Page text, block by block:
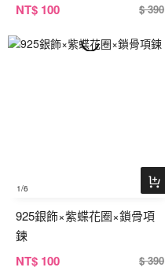
NT$ 100 $ 390
1/6
925銀飾×紫蝶花圈×鎖骨項
鍊
NT$ 100 $ 390